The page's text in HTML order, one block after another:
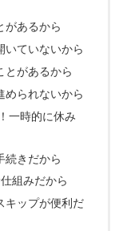
があるから
いていないから
とがあるから
められないから
一時的に休み
続きだから
組みだから
キップが便利だ